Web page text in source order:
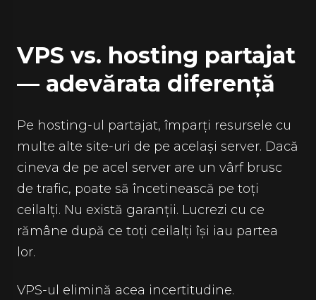
VPS vs. hosting partajat
— adevărata diferență
Pe hosting-ul partajat, împarți resursele cu
multe alte site-uri de pe același server. Dacă
cineva de pe acel server are un vârf brusc
de trafic, poate să încetinească pe toți
ceilalți. Nu există garanții. Lucrezi cu ce
rămâne după ce toți ceilalți își iau partea
lor.
VPS-ul elimină acea incertitudine.